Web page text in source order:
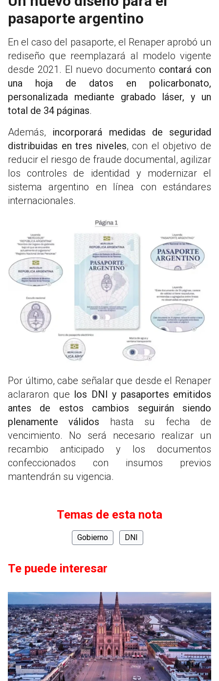
pasaporte argentino
En el caso del pasaporte, el Renaper aprobó un
rediseño que reemplazará al modelo vigente
desde 2021. El nuevo documento contará con
una hoja de datos en policarbonato,
personalizada mediante grabado láser, y un
total de 34 páginas.
Además, incorporará medidas de seguridad
distribuidas en tres niveles, con el objetivo de
reducir el riesgo de fraude documental, agilizar
los controles de identidad y modernizar el
sistema argentino en línea con estándares
internacionales.
Por último, cabe señalar que desde el Renaper
aclararon que los DNI y pasaportes emitidos
antes de estos cambios seguirán siendo
plenamente válidos hasta su fecha de
vencimiento. No será necesario realizar un
recambio anticipado y los documentos
confeccionados con insumos previos
mantendrán su vigencia.
Temas de esta nota
Gobierno DNI
Te puede interesar